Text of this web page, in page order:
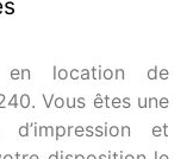
en location de
Vous êtes une
et